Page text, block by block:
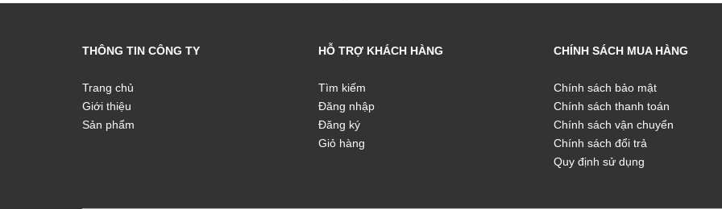
THÔNG TIN CÔNG TY
Trang chủ
Giới thiệu
Sản phẩm
HỖ TRỢ KHÁCH HÀNG
Tìm kiếm
Đăng nhập
Đăng ký
Giỏ hàng
CHÍNH SÁCH MUA HÀNG
Chính sách bảo mật
Chính sách thanh toán
Chính sách vận chuyển
Chính sách đổi trả
Quy định sử dụng